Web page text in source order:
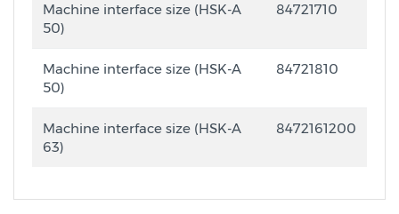
Machine interface size (HSK-A
50)
84721710
Machine interface size (HSK-A
50)
84721810
Machine interface size (HSK-A
63)
8472161200